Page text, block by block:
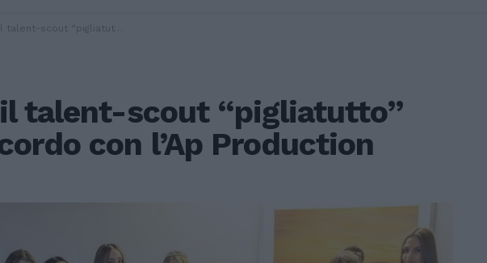
sigla un accordo con l’Ap Production
talent-scout “pigliatutto”
con l’Ap Production